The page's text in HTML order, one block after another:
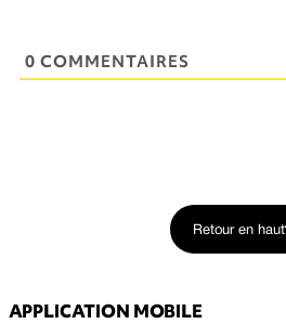
0 COMMENTAIRES
Retour en haut
APPLICATION MOBILE